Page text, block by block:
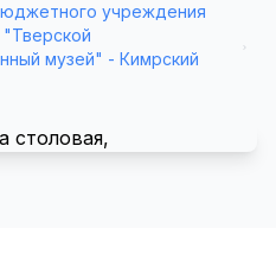
учреждения
"Тверской
музей" - Кимрский